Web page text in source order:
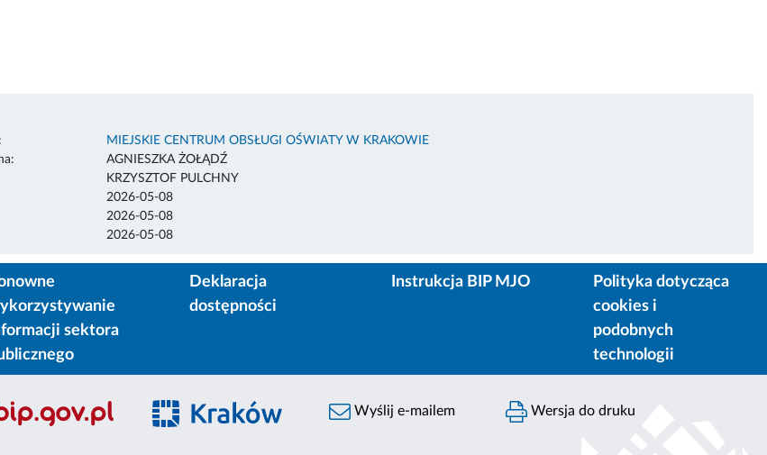
MIEJSKIE CENTRUM OBSŁUGI OŚWIATY W KRAKOWIE
AGNIESZKA ŻOŁĄDŹ
KRZYSZTOF PULCHNY
2026-05-08
2026-05-08
2026-05-08
sektora
Deklaracja
dostępności
Instrukcja BIP MJO
Polityka dotycząca
cookies i
podobnych
technologii
Wyślij e-mailem Wersja do druku